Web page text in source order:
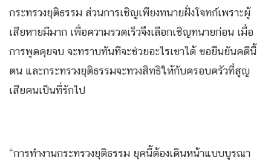
กระทรวงยุติธรรม ส่วนการเชิญเพียงทนายฝั่งโจทก์เพราะผู้
เสียหายมีมาก เพื่อความรวดเร็วจึงเลือกเชิญทนายก่อน เมื่อ
การพูดคุยจบ จะทราบทันทีจะช่วยอะไรเขาได้ ขอยืนยันคดีนี้
ตน และกระทรวงยุติธรรมจะทวงสิทธิให้กับครอบครัวที่สูญ
เสียคนเป็นที่รักไป
“การทำงานกระทรวงยุติธรรม ยุคนี้ต้องเดินหน้าแบบบูรณา